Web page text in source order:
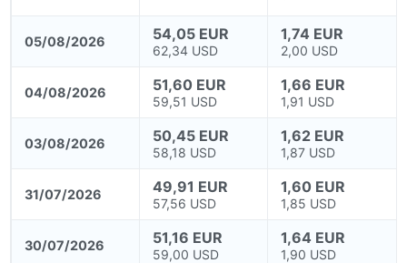
05/08/2026 54,05 EUR
62,34 USD
1,74 EUR
2,00 USD
04/08/2026 51,60 EUR
59,51 USD
1,66 EUR
1,91 USD
03/08/2026 50,45 EUR
58,18 USD
1,62 EUR
1,87 USD
31/07/2026 49,91 EUR
57,56 USD
1,60 EUR
1,85 USD
30/07/2026 51,16 EUR
59,00 USD
1,64 EUR
1,90 USD